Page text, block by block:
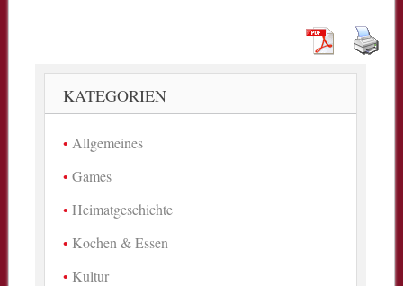
KATEGORIEN
Allgemeines
Games
Heimatgeschichte
Kochen & Essen
Kultur